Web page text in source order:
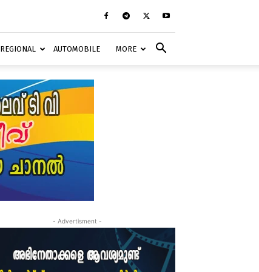
REGIONAL AUTOMOBILE MORE
- Advertisment -